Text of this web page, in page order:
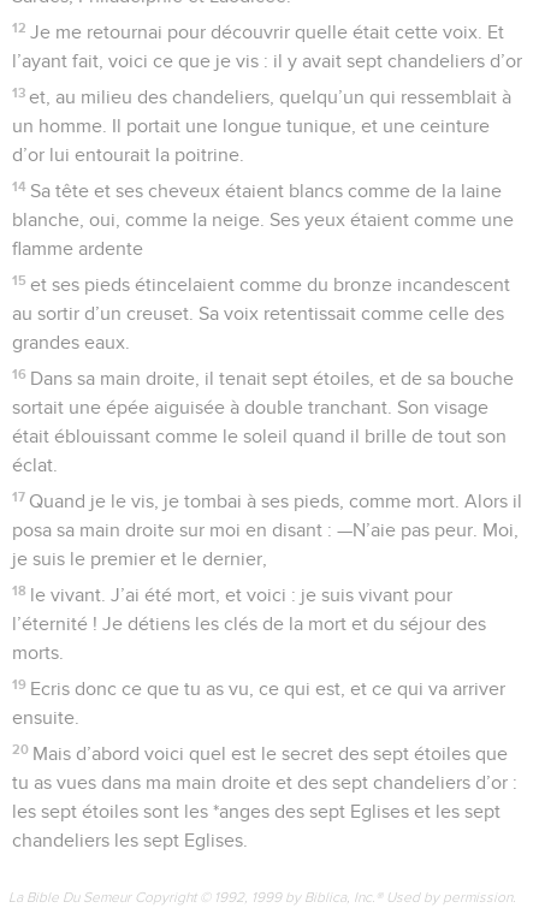
12 Je me retournai pour découvrir quelle était cette voix. Et
l’ayant fait, voici ce que je vis : il y avait sept chandeliers d’or
13 et, au milieu des chandeliers, quelqu’un qui ressemblait à
un homme. Il portait une longue tunique, et une ceinture
d’or lui entourait la poitrine.
14 Sa tête et ses cheveux étaient blancs comme de la laine
blanche, oui, comme la neige. Ses yeux étaient comme une
flamme ardente
15 et ses pieds étincelaient comme du bronze incandescent
au sortir d’un creuset. Sa voix retentissait comme celle des
grandes eaux.
16 Dans sa main droite, il tenait sept étoiles, et de sa bouche
sortait une épée aiguisée à double tranchant. Son visage
était éblouissant comme le soleil quand il brille de tout son
éclat.
17 Quand je le vis, je tombai à ses pieds, comme mort. Alors il
posa sa main droite sur moi en disant : —N’aie pas peur. Moi,
je suis le premier et le dernier,
18 le vivant. J’ai été mort, et voici : je suis vivant pour
l’éternité ! Je détiens les clés de la mort et du séjour des
morts.
19 Ecris donc ce que tu as vu, ce qui est, et ce qui va arriver
ensuite.
20 Mais d’abord voici quel est le secret des sept étoiles que
tu as vues dans ma main droite et des sept chandeliers d’or :
les sept étoiles sont les *anges des sept Eglises et les sept
chandeliers les sept Eglises.
La Bible Du Semeur Copyright © 1992, 1999 by Biblica, Inc.® Used by permission.